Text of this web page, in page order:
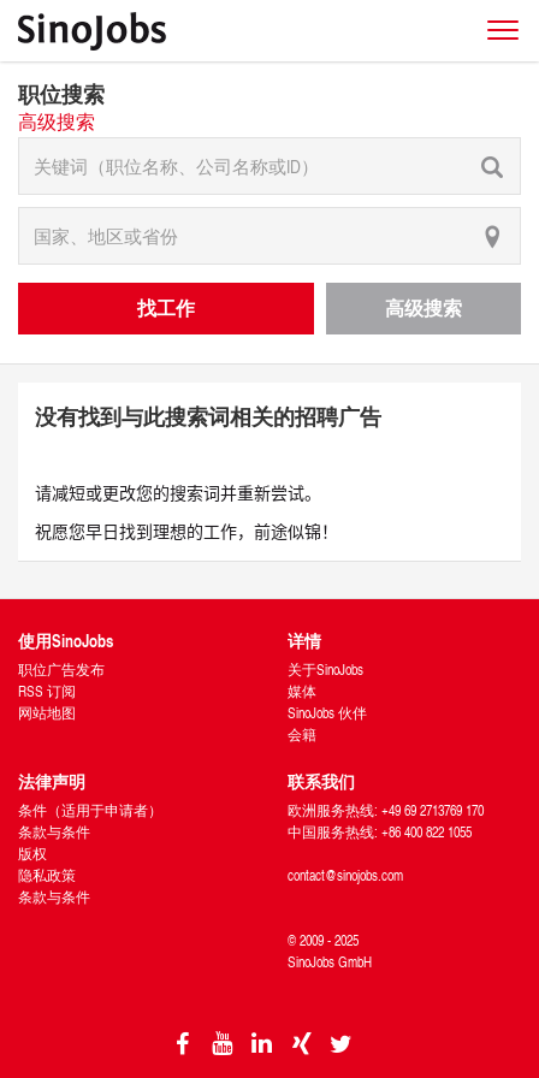
职位搜索
高级搜索
找工作 高级搜索
没有找到与此搜索词相关的招聘广告
请减短或更改您的搜索词并重新尝试。
祝愿您早日找到理想的工作，前途似锦！
使用SinoJobs
职位广告发布
RSS 订阅
网站地图
详情
关于SinoJobs
媒体
SinoJobs 伙伴
会籍
法律声明
条件（适用于申请者）
条款与条件
版权
隐私政策
条款与条件
联系我们
欧洲服务热线: +49 69 2713769 170
中国服务热线: +86 400 822 1055
contact@sinojobs.com
© 2009 - 2025
SinoJobs GmbH